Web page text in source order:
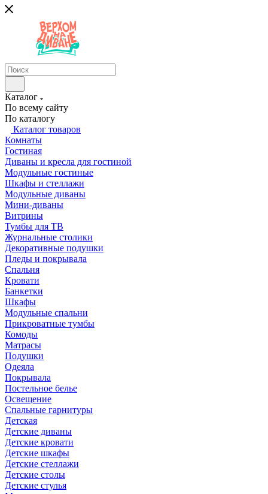
Каталог
По всему сайту
По каталогу
Каталог товаров
Комнаты
Гостиная
Диваны и кресла для гостиной
Модульные гостиные
Шкафы и стеллажи
Модульные диваны
Мини-диваны
Витрины
Тумбы для ТВ
Журнальные столики
Декоративные подушки
Пледы и покрывала
Спальня
Кровати
Банкетки
Шкафы
Модульные спальни
Прикроватные тумбы
Комоды
Матрасы
Подушки
Одеяла
Покрывала
Постельное белье
Освещение
Спальные гарнитуры
Детская
Детские диваны
Детские кровати
Детские шкафы
Детские стеллажи
Детские столы
Детские стулья